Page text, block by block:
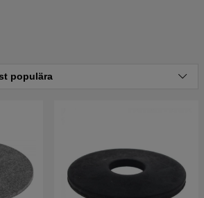
och reservdelslista till
populära